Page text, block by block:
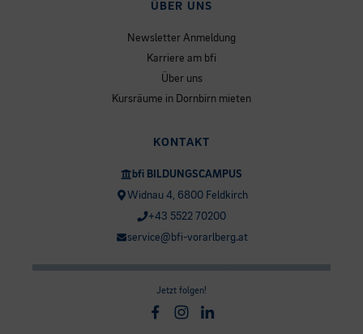
ÜBER UNS
Newsletter Anmeldung
Karriere am bfi
Über uns
Kursräume in Dornbirn mieten
KONTAKT
bfi BILDUNGSCAMPUS
Widnau 4, 6800 Feldkirch
+43 5522 70200
service@bfi-vorarlberg.at
Jetzt folgen!
Facebook
Instagram
Linkedin